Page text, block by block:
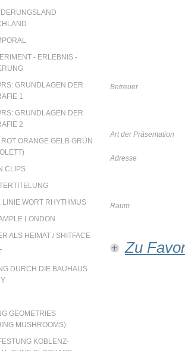
- ERLEBNIS -
GRUNDLAGEN DER
1
GRUNDLAGEN DER
2
ROT ORANGE GELB GRÜN
CLIPS
LINIE WORT RHYTHMUS
LONDON
ALS HEIMAT / SHITFACE
DURCH DIE BAUHAUS
GEOMETRIES
MUSHROOMS)
KOBLENZ- D
Betreuer
Art der Präsentation
Adresse
Raum
Zu